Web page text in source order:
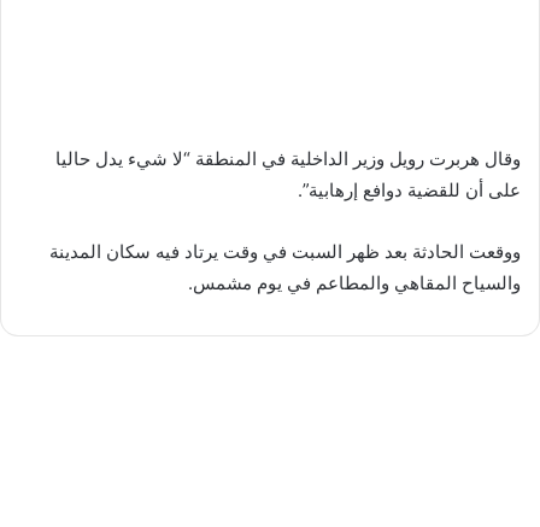
وقال هربرت رويل وزير الداخلية في المنطقة “لا شيء يدل حاليا
على أن للقضية دوافع إرهابية”.
ووقعت الحادثة بعد ظهر السبت في وقت يرتاد فيه سكان المدينة
والسياح المقاهي والمطاعم في يوم مشمس.